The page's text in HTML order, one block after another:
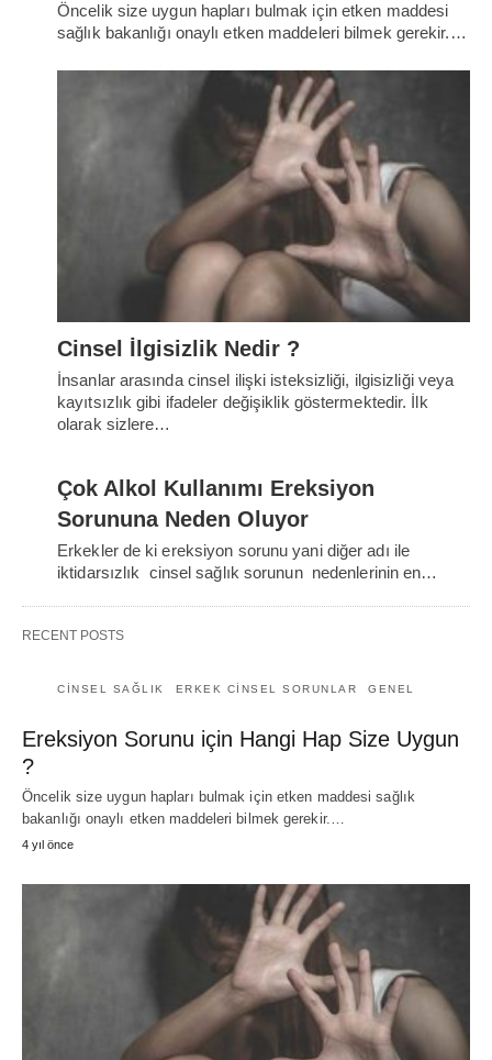
Öncelik size uygun hapları bulmak için etken maddesi
sağlık bakanlığı onaylı etken maddeleri bilmek gerekir.…
Cinsel İlgisizlik Nedir ?
İnsanlar arasında cinsel ilişki isteksizliği, ilgisizliği veya
kayıtsızlık gibi ifadeler değişiklik göstermektedir. İlk
olarak sizlere…
Çok Alkol Kullanımı Ereksiyon
Sorununa Neden Oluyor
Erkekler de ki ereksiyon sorunu yani diğer adı ile
iktidarsızlık cinsel sağlık sorunun nedenlerinin en…
RECENT POSTS
CINSEL SAĞLIK ERKEK CINSEL SORUNLAR GENEL
Ereksiyon Sorunu için Hangi Hap Size Uygun
?
Öncelik size uygun hapları bulmak için etken maddesi sağlık
bakanlığı onaylı etken maddeleri bilmek gerekir.…
4 yıl önce